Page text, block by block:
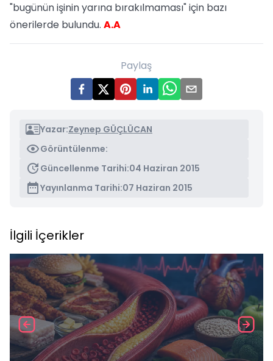
"bugünün işinin yarına bırakılmaması" için bazı
önerilerde bulundu. A.A
Paylaş
Yazar:Zeynep GÜÇLÜCAN
Görüntülenme:
Güncellenme Tarihi:04 Haziran 2015
Yayınlanma Tarihi:07 Haziran 2015
İlgili İçerikler